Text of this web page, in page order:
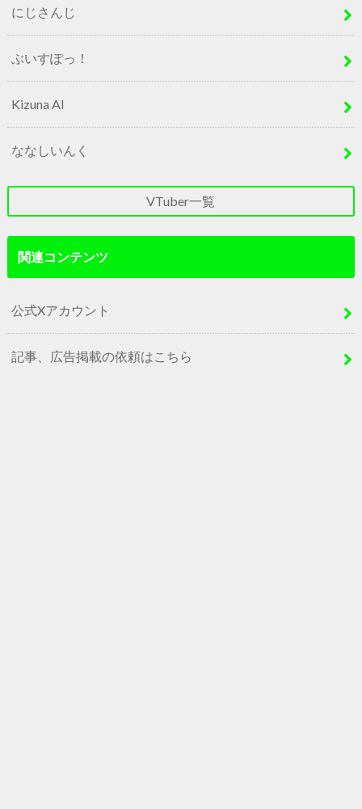
にじさんじ
ぶいすぽっ！
Kizuna AI
ななしいんく
VTuber一覧
関連コンテンツ
公式Xアカウント
記事、広告掲載の依頼はこちら